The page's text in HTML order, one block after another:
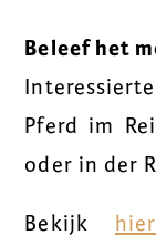
Beleef het
Pferd im
oder in der
Bekijk hier